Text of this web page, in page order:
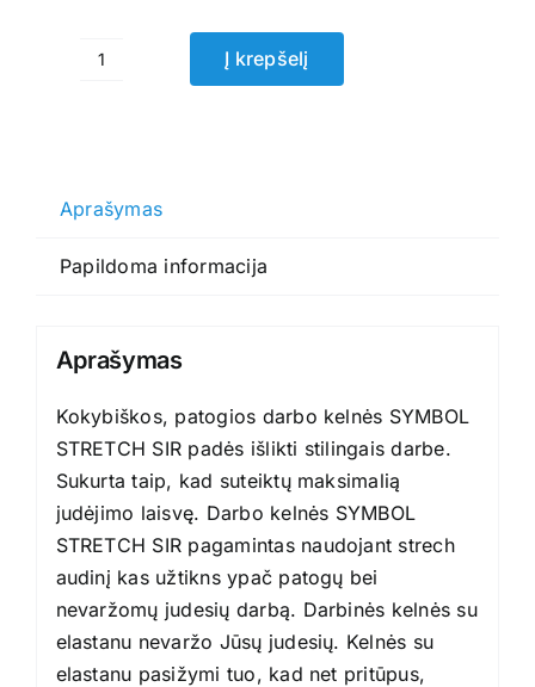
produkto
SYMBOL
SIR
Į krepšelį
Aprašymas
Papildoma informacija
Aprašymas
Kokybiškos, patogios darbo kelnės SYMBOL
STRETCH SIR padės išlikti stilingais darbe.
Sukurta taip, kad suteiktų maksimalią
judėjimo laisvę. Darbo kelnės SYMBOL
STRETCH SIR pagamintas naudojant strech
audinį kas užtikns ypač patogų bei
nevaržomų judesių darbą. Darbinės kelnės su
elastanu nevaržo Jūsų judesių. Kelnės su
elastanu pasižymi tuo, kad net pritūpus,